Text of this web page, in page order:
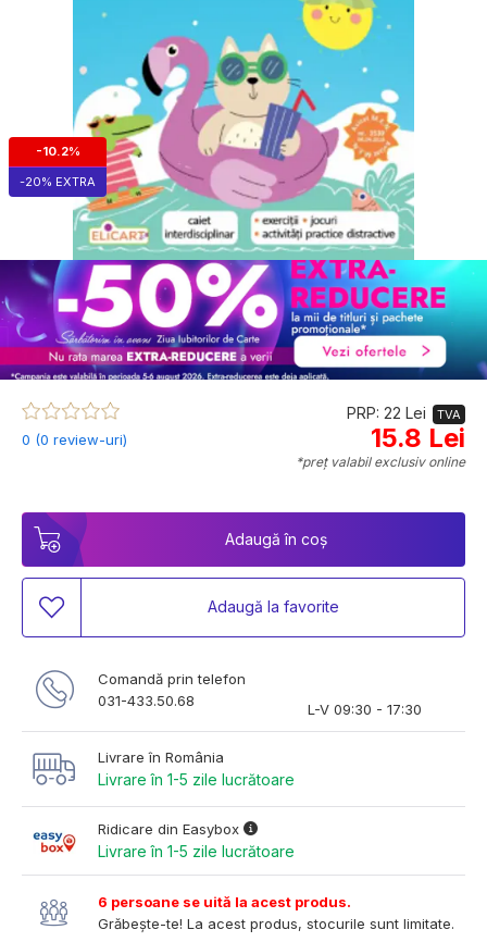
-10.2%
-20% EXTRA
0 (0 review-uri)
PRP: 22 Lei TVA
15.8 Lei
*preț valabil exclusiv online
Adaugă în coș
Adaugă la favorite
Comandă prin telefon
031-433.50.68
L-V 09:30 - 17:30
Livrare în România
Livrare în 1-5 zile lucrătoare
Ridicare din Easybox
Livrare în 1-5 zile lucrătoare
6 persoane se uită la acest produs.
Grăbește-te! La acest produs, stocurile sunt limitate.